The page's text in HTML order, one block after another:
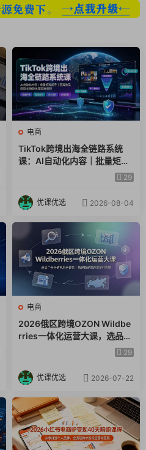
电商
TikTok跨境出海全链路系统
课：AI自动化内容｜批量矩阵
起号｜蓝海选品回款全链路出
29
优课优选 2026-08-04
电商
2026俄区跨境OZON Wildbe
rries一体化运营大课，选品广
告仓储售后全覆盖，搭建稳定
29
优课优选 2026-07-22